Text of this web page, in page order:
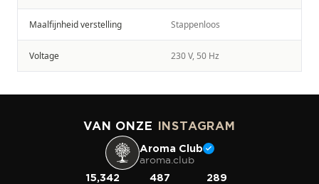
Maalfijnheid verstelling Stappenloos
Voltage 230 V, 50 Hz
VAN ONZE INSTAGRAM
Aroma Club
aroma.club
15,342 487 289